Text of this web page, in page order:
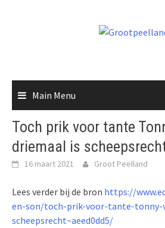
Main Menu
Toch prik voor tante
driemaal is
16 maart 2021 Groot Peelland
Lees verder bij de bron https://
en-son/toch-prik-voor-tante-tonny-
scheepsrecht~aeed0dd5/